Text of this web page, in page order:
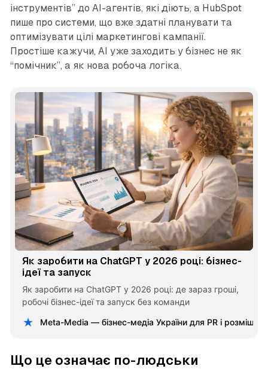
інструментів” до AI-агентів, які діють, а HubSpot
пише про системи, що вже здатні планувати та
оптимізувати цілі маркетингові кампанії.
Простіше кажучи, AI уже заходить у бізнес не як
“помічник”, а як нова робоча логіка.
Як заробити на ChatGPT у 2026 році: бізнес-
ідеї та запуск
Як заробити на ChatGPT у 2026 році: де зараз гроші,
робочі бізнес-ідеї та запуск без команди
Meta-Media — бізнес-медіа України для PR і
Що це означає по-людськи